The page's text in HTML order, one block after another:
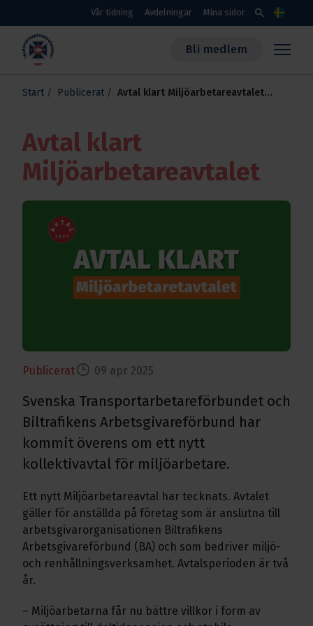
Skippa till huvudinnehållet
Vår tidning Avdelningar Mina sidor search Språk
Transportarbetareförbundet
Bli medlem
Start Publicerat
Avtal klart Miljöarbetareavtalet
Avtal klart
Miljöarbetareavtalet
Publicerat 09 apr 2025
Svenska Transportarbetareförbundet och
Biltrafikens Arbetsgivareförbund har
kommit överens om ett nytt
kollektivavtal för miljöarbetare.
Ett nytt Miljöarbetareavtal har tecknats. Avtalet
gäller för anställda på företag som är anslutna till
arbetsgivarorganisationen Biltrafikens
Arbetsgivareförbund (BA) och som bedriver miljö-
och renhållningsverksamhet. Avtalsperioden är två
år.
– Miljöarbetarna får nu bättre villkor i form av